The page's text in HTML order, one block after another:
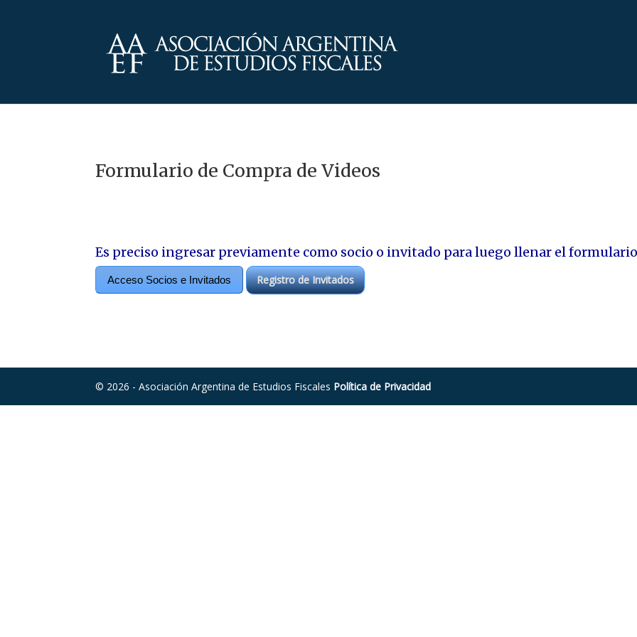
Formulario de Compra de Videos
Es preciso ingresar previamente como socio o invitado para luego llenar el formulario
Acceso Socios e Invitados Registro de Invitados
© 2026 - Asociación Argentina de Estudios Fiscales Política de Privacidad